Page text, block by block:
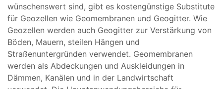
wünschenswert sind, gibt es kostengünstige Substitute
für Geozellen wie Geomembranen und Geogitter. Wie
Geozellen werden auch Geogitter zur Verstärkung von
Böden, Mauern, steilen Hängen und
Straßenuntergründen verwendet. Geomembranen
werden als Abdeckungen und Auskleidungen in
Dämmen, Kanälen und in der Landwirtschaft